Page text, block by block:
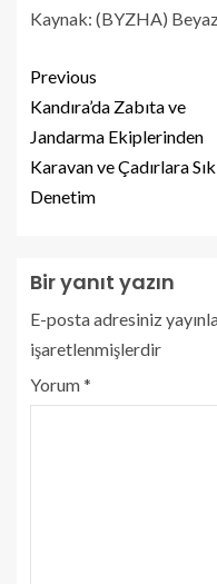
Kaynak: (BYZHA)
Previous
Kandıra’da Zabıta ve
Jandarma Ekiplerinden
Karavan ve Çadırlara
Denetim
Bir yanıt yazın
E-posta adresiniz
işaretlenmişlerdir
Yorum*